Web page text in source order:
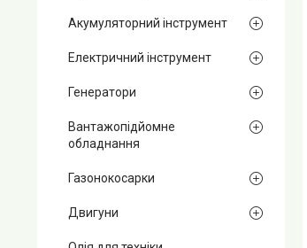
Акумуляторний інструмент
Електричний інструмент
Генератори
Вантажопідйомне
обладнання
Газонокосарки
Двигуни